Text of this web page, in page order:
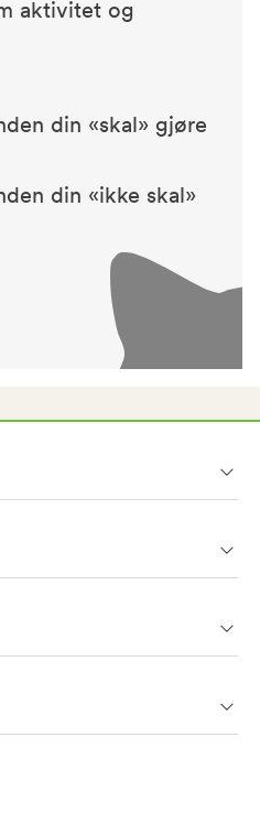
aktivitet og
din «skal» gjøre
din «ikke skal»